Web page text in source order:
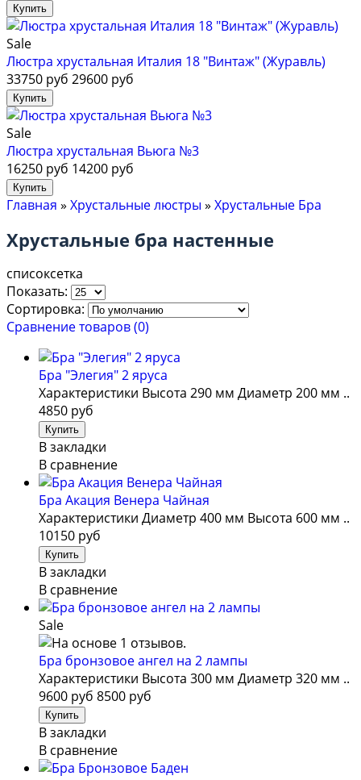
Sale
Люстра хрустальная Италия 18 "Винтаж" (Журавль)
33750 руб 29600 руб
Sale
Люстра хрустальная Вьюга №3
16250 руб 14200 руб
Главная » Хрустальные люстры » Хрустальные Бра
Хрустальные бра настенные
списоксетка
Показать:
Сортировка:
Сравнение товаров (0)
Бра "Элегия" 2 яруса
Характеристики Высота 290 мм Диаметр 200 мм ..
4850 руб
В закладки
В сравнение
Бра Акация Венера Чайная
Характеристики Диаметр 400 мм Высота 600 мм ..
10150 руб
В закладки
В сравнение
Sale
Бра бронзовое ангел на 2 лампы
Характеристики Высота 300 мм Диаметр 320 мм ..
9600 руб 8500 руб
В закладки
В сравнение